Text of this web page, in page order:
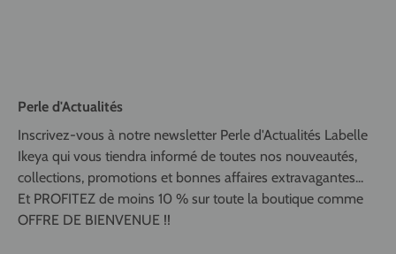
Perle d'Actualités
Inscrivez-vous à notre newsletter Perle d'Actualités Labelle
Ikeya qui vous tiendra informé de toutes nos nouveautés,
collections, promotions et bonnes affaires extravagantes...
Et PROFITEZ de moins 10 % sur toute la boutique comme
OFFRE DE BIENVENUE !!